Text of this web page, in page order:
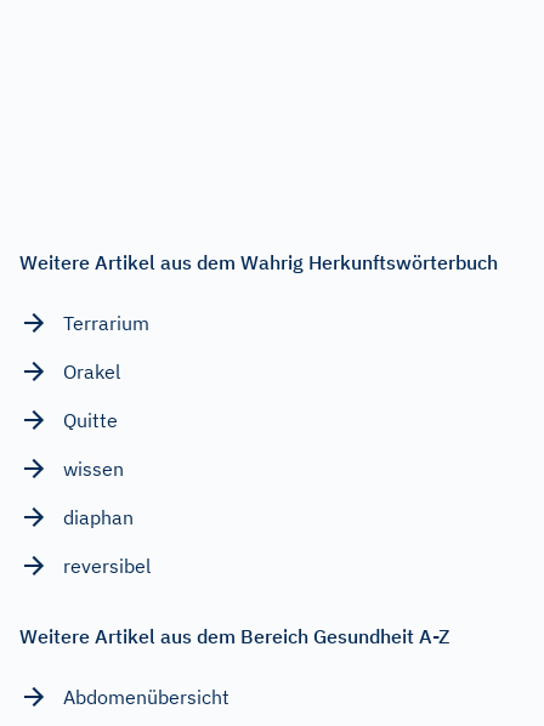
Weitere Artikel aus dem Wahrig Herkunftswörterbuch
Terrarium
Orakel
Quitte
wissen
diaphan
reversibel
Weitere Artikel aus dem Bereich Gesundheit A-Z
Abdomenübersicht